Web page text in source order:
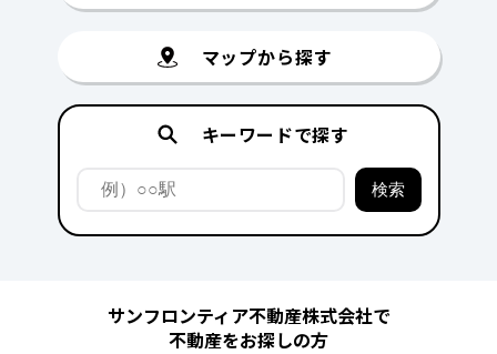
マップから探す
キーワードで探す
サンフロンティア不動産株式会社で
不動産をお探しの方